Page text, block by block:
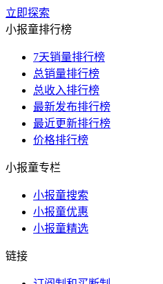
立即探索
小报童排行榜
7天销量排行榜
总销量排行榜
总收入排行榜
最新发布排行榜
最近更新排行榜
价格排行榜
小报童专栏
小报童搜索
小报童优惠
小报童精选
链接